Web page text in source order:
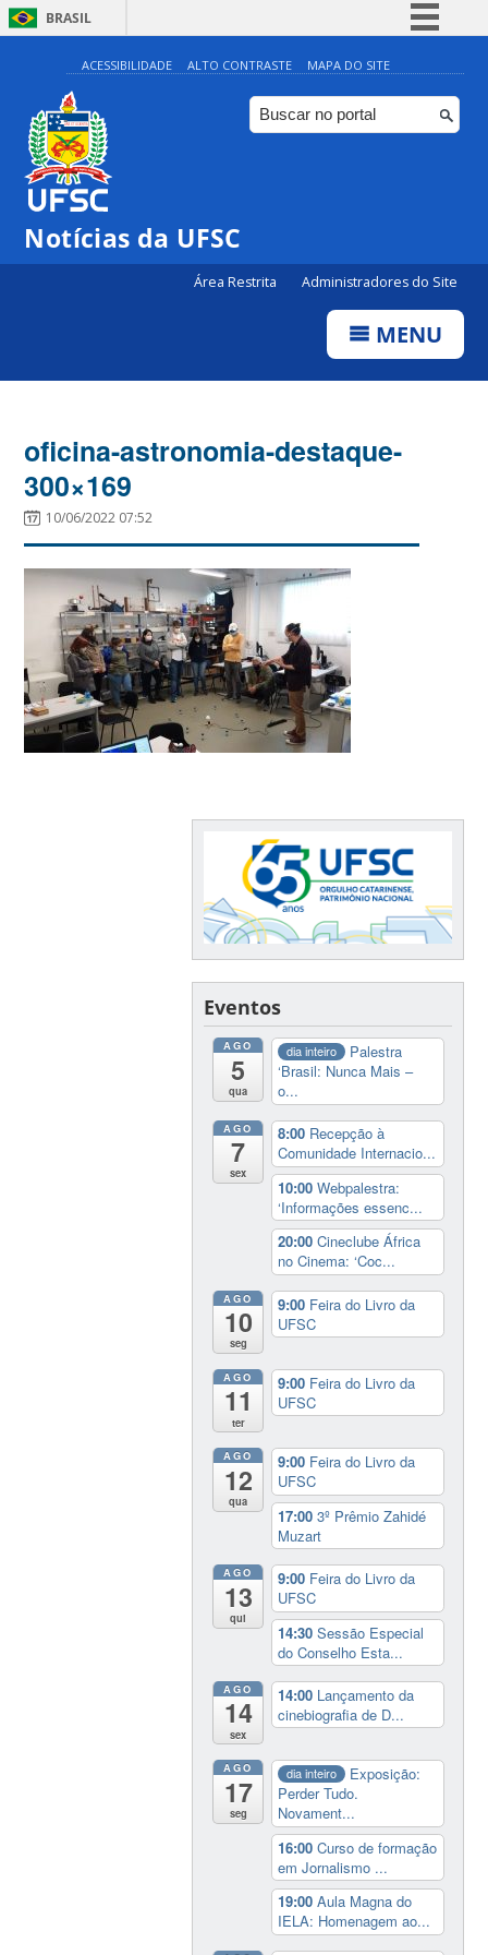
BRASIL
Simplifique!
Comunica BR
Participe
ACESSIBILIDADE ALTO CONTRASTE MAPA DO SITE
Notícias da UFSC
Área Restrita Administradores do Site
MENU
oficina-astronomia-destaque-
300×169
10/06/2022 07:52
Eventos
AGO
5
qua
dia inteiro
Palestra
‘Brasil: Nunca Mais –
o...
AGO
7
sex
8:00 Recepção à
Comunidade Internacio...
10:00Webpalestra:
‘Informações essenc...
20:00Cineclube África
no Cinema: ‘Coc...
AGO
10
seg
9:00 Feira do Livro da
UFSC
AGO
11
ter
9:00 Feira do Livro da
UFSC
AGO
12
qua
9:00 Feira do Livro da
UFSC
17:003º Prêmio Zahidé
Muzart
AGO
13
qui
9:00 Feira do Livro da
UFSC
14:30Sessão Especial
do Conselho Esta...
AGO
14
sex
14:00 Lançamento da
cinebiografia de D...
AGO
17
seg
dia inteiro
Exposição:
Perder Tudo.
Novament...
16:00Curso de formação
em Jornalismo ...
19:00Aula Magna do
IELA: Homenagem ao...